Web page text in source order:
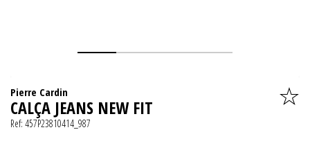
Pierre Cardin
CALÇA JEANS NEW FIT
Ref: 457P23810414_987